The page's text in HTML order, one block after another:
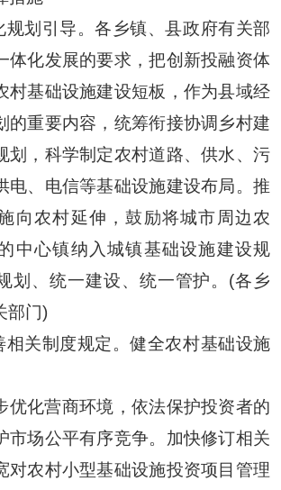
划引导。各乡镇、县政府有关部
体化发展的要求，把创新投融资体
村基础设施建设短板，作为县域经
的重要内容，统筹衔接协调乡村建
划，科学制定农村道路、供水、污
电、电信等基础设施建设布局。推
向农村延伸，鼓励将城市周边农
中心镇纳入城镇基础设施建设规
划、统一建设、统一管护。 (各乡
部门)
关制度规定。健全农村基础设施
优化营商环境，依法保护投资者的
市场公平有序竞争。加快修订相关
对农村小型基础设施投资项目管理